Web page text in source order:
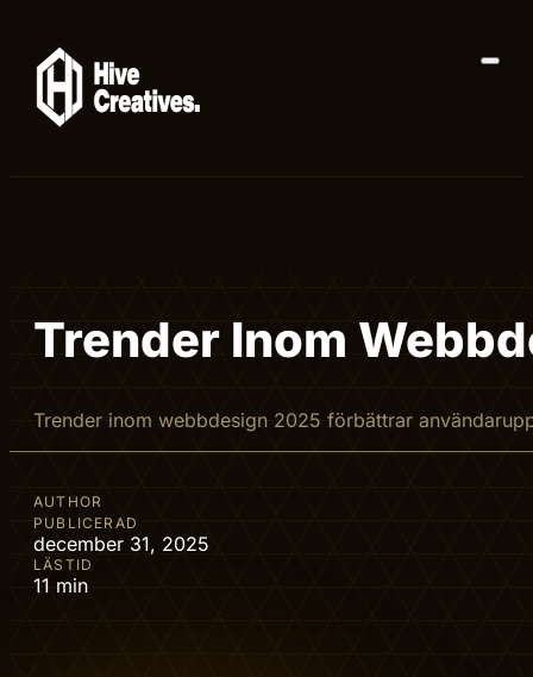
Trender Inom
Trender inom webbdesign 2025 förbättrar
AUTHOR
PUBLICERAD
december 31, 2025
LÄSTID
11 min